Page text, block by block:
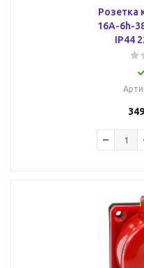
Розетка
16А-6h-
IP44